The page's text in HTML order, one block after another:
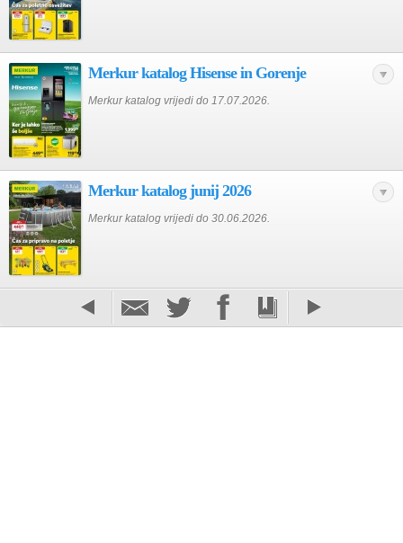
Merkur katalog Hisense in Gorenje
Merkur katalog vrijedi do 17.07.2026.
Merkur katalog junij 2026
Merkur katalog vrijedi do 30.06.2026.